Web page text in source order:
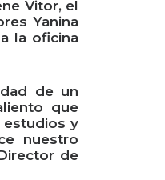
Vitor, el
Yanina
la oficina
de un
que
estudios y
nuestro
de